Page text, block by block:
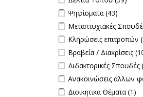
Apply Ψηφίσματα filter
Ψηφίσματα (43)
Apply Μεταπτυχιακές
Μεταπτυχιακές
Apply Κληρώσεις
Κληρώσεις επιτροπών
Apply Βραβεία /
Βραβεία / Διακρίσεις
Apply Διδακτορικές
Διδακτορικές Σπουδές
Apply Ανακοινώσεις
filter
Ανακοινώσεις άλλων
Apply Διοικητικά
Διοικητικά Θέματα (1)